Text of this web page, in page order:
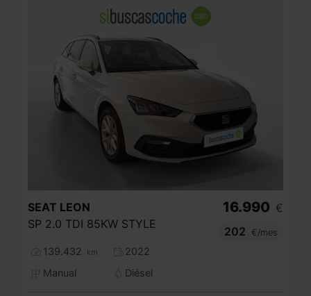
SEAT LEON
SP 2.0 TDI 85KW STYLE
139.432 km
2022
Manual
Diésel
16.990 €
202
€/mes